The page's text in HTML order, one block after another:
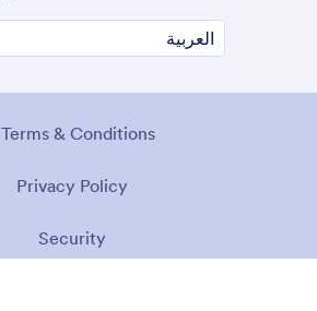
Terms & Conditions
Privacy Policy
Security